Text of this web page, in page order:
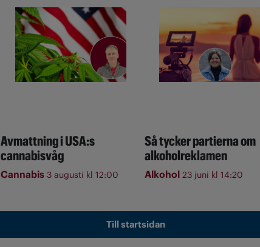
Avmattning i USA:s
cannabisvåg
Cannabis 3 augusti kl 12:00
Så tycker partierna om
alkoholreklamen
Alkohol 23 juni kl 14:20
Till startsidan